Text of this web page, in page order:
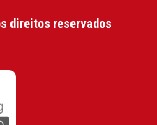
direitos reservados